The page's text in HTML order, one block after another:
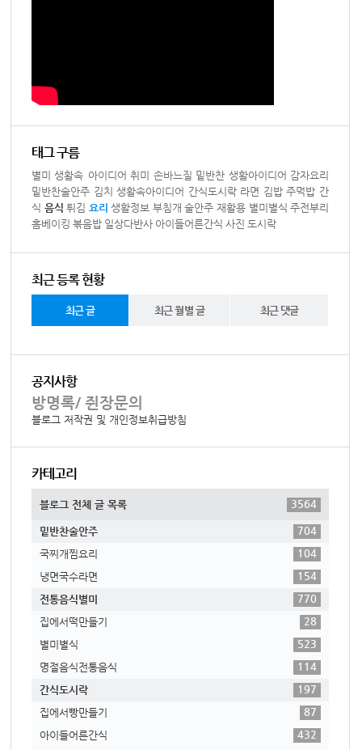
태그 구름
별미 생활속 아이디어 취미 손바느질 밑반찬 생활아이디어 감자요리
밑반찬술안주 김치 생활속아이디어 간식도시락 라면 김밥 주먹밥 간
식 음식 튀김 요리 생활정보 부침개 술안주 재활용 별미별식 주전부리
홈베이킹 볶음밥 일상다반사 아이들어른간식 사진 도시락
최근 등록 현황
최근 글 최근 월별 글 최근 댓글
공지사항
방명록/ 쥔장문의
블로그 저작권 및 개인정보취급방침
카테고리
블로그 전체 글 목록 3564
밑반찬술안주
704
국찌개찜요리
104
냉면국수라면
154
전통음식별미
770
집에서떡만들기
28
별미별식
523
명절음식전통음식
114
간식도시락
197
집에서빵만들기
87
아이들어른간식
432